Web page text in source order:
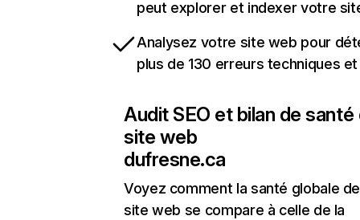
peut explorer et indexer votre
Analysez votre site web pour
plus de 130 erreurs techniques et
Audit SEO et bilan de santé
site web
dufresne.ca
Voyez comment la santé globale
site web se compare à celle de la